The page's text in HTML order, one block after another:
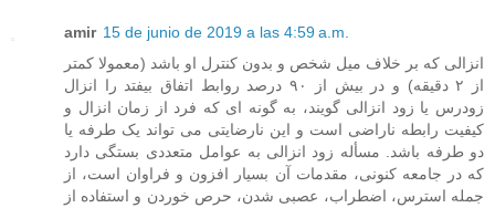
amir 15 de junio de 2019 a las 4:59 a.m.
انزالی که بر خلاف میل شخص و بدون کنترل او باشد (معمولا کمتر
از ۲ دقیقه) و در بیش از ۹۰ درصد روابط اتفاق بیفتد را انزال
زودرس یا زود انزالی گویند، به گونه ای که فرد از زمان انزال و
کیفیت رابطه ناراضی است و این نارضایتی می تواند یک طرفه یا
دو طرفه باشد. مسأله زود انزالی به عوامل متعددی بستگی دارد
که در جامعه کنونی، مقدمات آن بسیار افزون و فراوان است، از
جمله استرس، اضطراب، عصبی شدن، حرص خوردن و استفاده از